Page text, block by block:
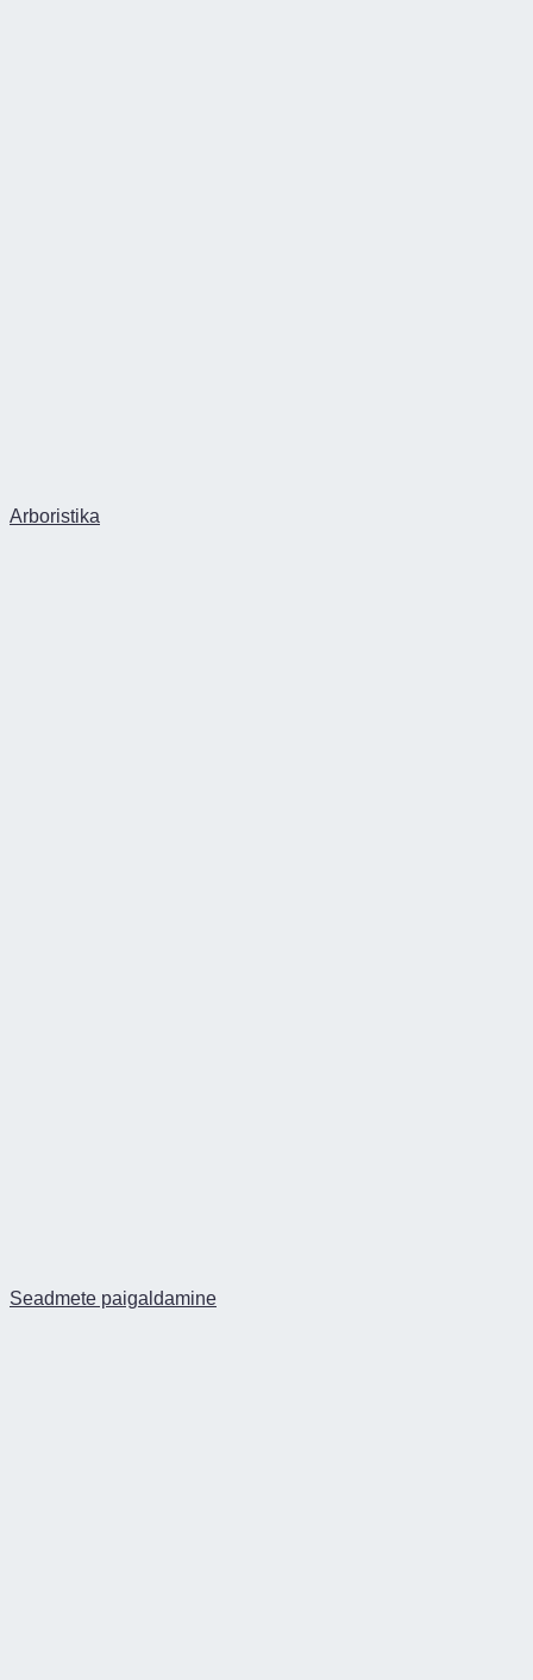
Arboristika
Seadmete paigaldamine